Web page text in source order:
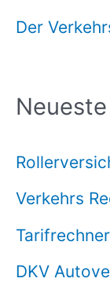
Der
Verkehrs
DKV